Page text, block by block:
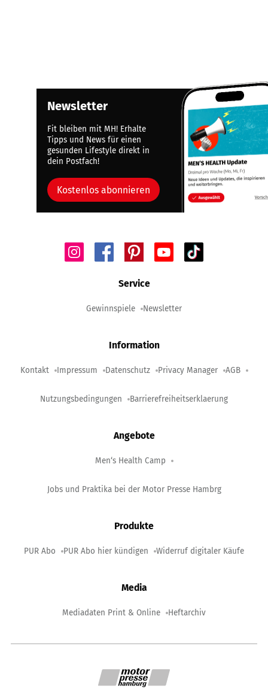
Newsletter
Fit bleiben mit MH! Erhalte
Tipps und News für einen
gesunden Lifestyle direkt in
dein Postfach!
Kostenlos abonnieren
Service
Gewinnspiele Newsletter
Information
Kontakt Impressum Datenschutz Privacy Manager AGB
Nutzungsbedingungen Barrierefreiheitserklaerung
Angebote
Men‘s Health Camp
Jobs und Praktika bei der Motor Presse Hambrg
Produkte
PUR Abo PUR Abo hier kündigen Widerruf digitaler Käufe
Media
Mediadaten Print & Online Heftarchiv